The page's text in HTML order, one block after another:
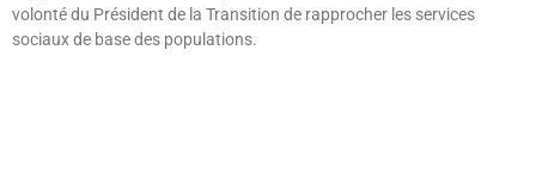
volonté du Président de la Transition de rapprocher les services
sociaux de base des populations.